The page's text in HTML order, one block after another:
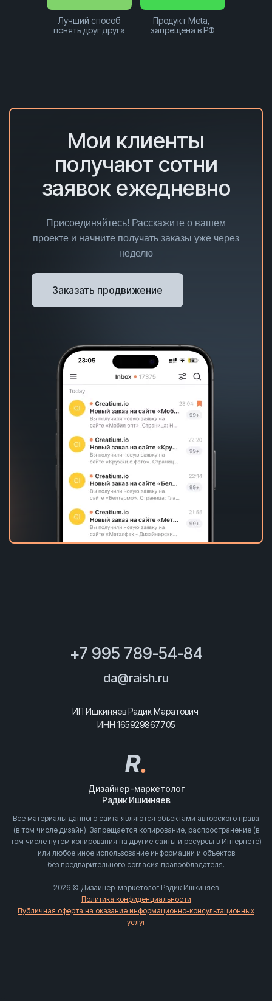
Лучший способ
понять друг друга
Продукт Meta,
запрещена в РФ
Мои клиенты
получают сотни
заявок ежедневно
Присоединяйтесь! Расскажите о вашем
проекте и начните получать заказы уже через
неделю
Заказать продвижение
+7 995 789-54-84
da@raish.ru
ИП Ишкиняев Радик Маратович
ИНН 165929867705
R.
Дизайнер-маркетолог
Радик Ишкиняев
Все материалы данного сайта являются объектами авторского права
(в том числе дизайн). Запрещается копирование, распространение (в
том числе путем копирования на другие сайты и ресурсы в Интернете)
или любое иное использование информации и объектов
без предварительного согласия правообладателя.
2026 © Дизайнер-маркетолог Радик Ишкиняев
Политика конфиденциальности
Публичная оферта на оказание информационно-консультационных
услуг